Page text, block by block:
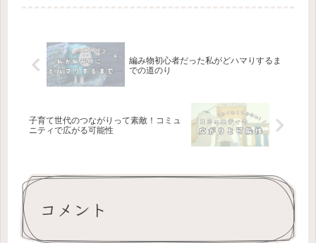
編み物初心者だった私がどハマりするま
での道のり
子育て世代のつながりって素敵！コミュ
ニティで広がる可能性
コメント